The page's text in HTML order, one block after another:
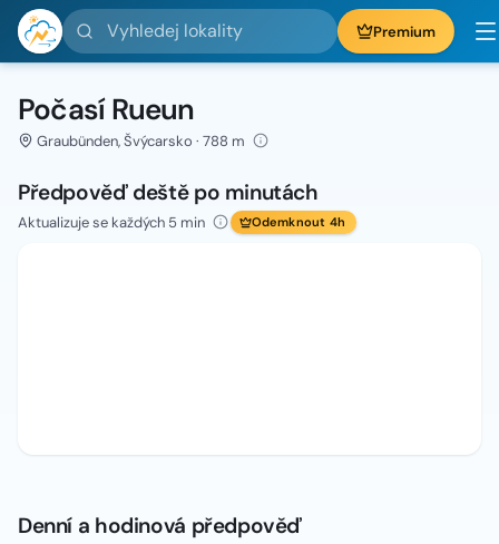
Vyhledej lokality Premium
Počasí Rueun
Graubünden, Švýcarsko · 788 m
Předpověď deště po minutách
Aktualizuje se každých 5 min Odemknout 4h
Denní a hodinová předpověď